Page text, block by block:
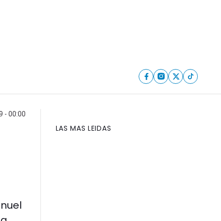
- 00:00
LAS MAS LEIDAS